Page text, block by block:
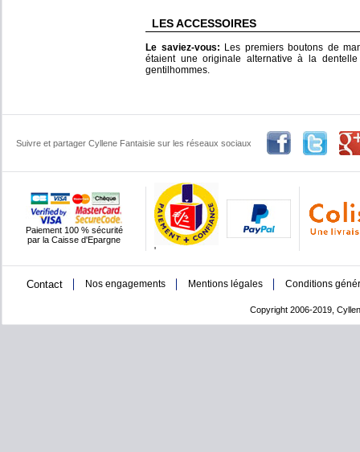
LES ACCESSOIRES
Le saviez-vous: Les premiers boutons de
étaient une originale alternative à la
gentilhommes.
Suivre et partager Cyllene Fantaisie sur les réseaux sociaux
Paiement 100 % sécurité
par la Caisse d'Epargne
'
Contact Nos engagements Mentions légales Conditions
Copyright 2006-2019,